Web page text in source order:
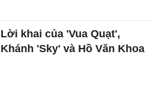
Lời khai của 'Vua Quạt',
Khánh 'Sky' và Hồ Văn Khoa